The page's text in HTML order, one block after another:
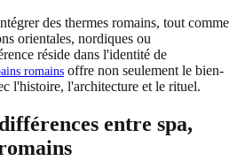
des thermes romains, tout comme
orientales, nordiques ou
réside dans l'identité de
romains offre non seulement le bien-
l'histoire, l'architecture et le rituel.
entre spa,